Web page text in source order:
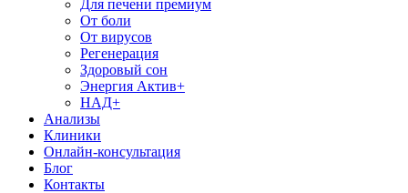
Для печени премиум
От боли
От вирусов
Регенерация
Здоровый сон
Энергия Актив+
НАД+
Анализы
Клиники
Онлайн-консультация
Блог
Контакты